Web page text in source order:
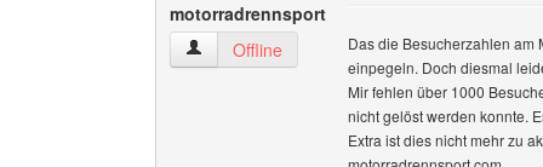
motorradrennsport
motorradrennsport Benutzer-Profile anzeigen
Offline
Das die Besucherzahlen am
einpegeln. Doch diesmal
Mir fehlen über 1000
nicht gelöst werden konnte.
Extra ist dies nicht mehr zu